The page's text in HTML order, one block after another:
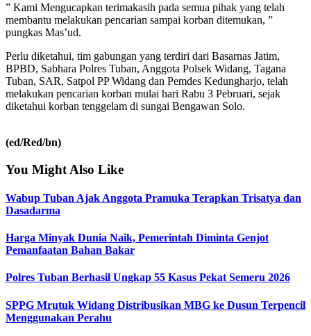
” Kami Mengucapkan terimakasih pada semua pihak yang telah
membantu melakukan pencarian sampai korban ditemukan, ”
pungkas Mas’ud.
Perlu diketahui, tim gabungan yang terdiri dari Basarnas Jatim,
BPBD, Sabhara Polres Tuban, Anggota Polsek Widang, Tagana
Tuban, SAR, Satpol PP Widang dan Pemdes Kedungharjo, telah
melakukan pencarian korban mulai hari Rabu 3 Pebruari, sejak
diketahui korban tenggelam di sungai Bengawan Solo.
(ed/Red/bn)
You Might Also Like
Wabup Tuban Ajak Anggota Pramuka Terapkan Trisatya dan
Dasadarma
Harga Minyak Dunia Naik, Pemerintah Diminta Genjot
Pemanfaatan Bahan Bakar
Polres Tuban Berhasil Ungkap 55 Kasus Pekat Semeru 2026
SPPG Mrutuk Widang Distribusikan MBG ke Dusun Terpencil
Menggunakan Perahu